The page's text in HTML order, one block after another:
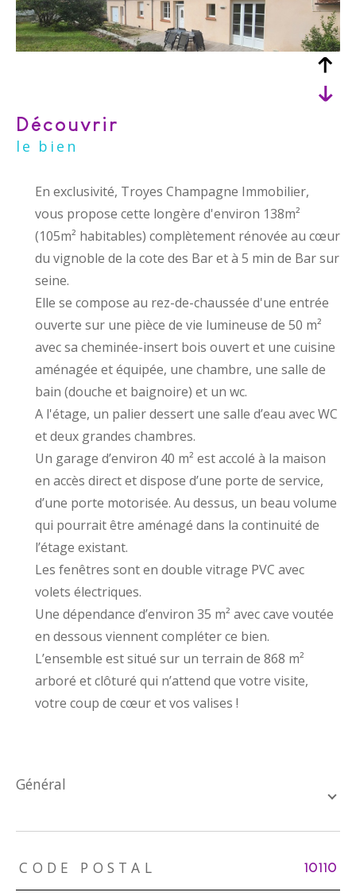
découvrir
le bien
En exclusivité, Troyes Champagne Immobilier,
vous propose cette longère d'environ 138m²
(105m² habitables) complètement rénovée au cœur
du vignoble de la cote des Bar et à 5 min de Bar sur
seine.
Elle se compose au rez-de-chaussée d'une entrée
ouverte sur une pièce de vie lumineuse de 50 m²
avec sa cheminée-insert bois ouvert et une cuisine
aménagée et équipée, une chambre, une salle de
bain (douche et baignoire) et un wc.
A l'étage, un palier dessert une salle d’eau avec WC
et deux grandes chambres.
Un garage d’environ 40 m² est accolé à la maison
en accès direct et dispose d’une porte de service,
d’une porte motorisée. Au dessus, un beau volume
qui pourrait être aménagé dans la continuité de
l’étage existant.
Les fenêtres sont en double vitrage PVC avec
volets électriques.
Une dépendance d’environ 35 m² avec cave voutée
en dessous viennent compléter ce bien.
L’ensemble est situé sur un terrain de 868 m²
arboré et clôturé qui n’attend que votre visite,
votre coup de cœur et vos valises !
général
TRAD_ZEPHYR_Caracteristique TRAD_ZEPHYR_Valeurs
CODE POSTAL 10110